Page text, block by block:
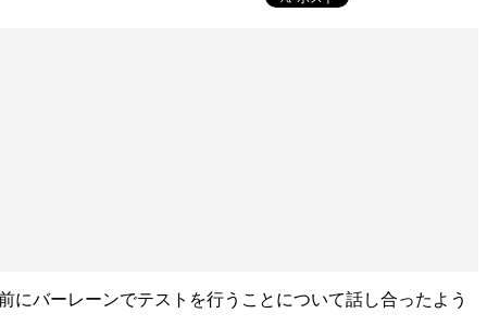
にバーレーンでテストを行うことについて話し合ったよう